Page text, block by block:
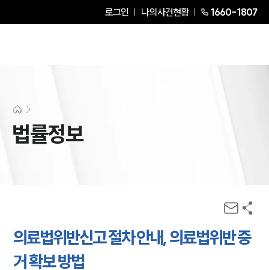
로그인 나의사건현황 1660-1807
법률정보
의료법위반신고 절차 안내, 의료법위반 증
거 확보 방법